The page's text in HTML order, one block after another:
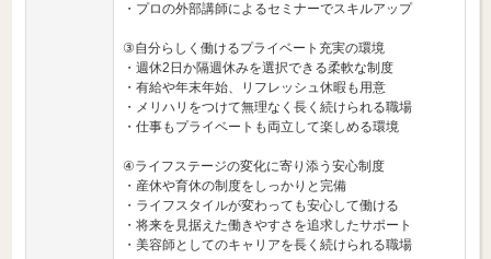
・プロの外部講師によるセミナーでスキルアップ
③自分らしく働けるプライベート充実の環境
・週休2日か隔週休みを選択できる柔軟な制度
・有給や年末年始、リフレッシュ休暇も用意
・メリハリをつけて無理なく長く続けられる職場
・仕事もプライベートも両立して楽しめる環境
④ライフステージの変化に寄り添う安心制度
・産休や育休の制度をしっかりと完備
・ライフスタイルが変わっても安心して働ける
・将来を見据えた働きやすさを追求したサポート
・美容師としてのキャリアを長く続けられる職場